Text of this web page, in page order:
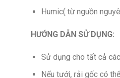
Humic( từ nguồn
HƯỚNG DẪN SỬ DỤNG:
Sử dụng cho tất cả
Nếu tưới, rải gốc có